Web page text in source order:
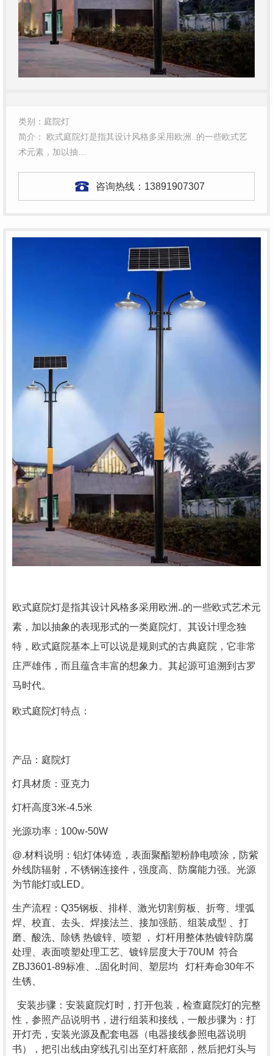
类别：庭院灯
简介： 欧式庭院灯是指其设计风格多采用欧洲..的一些欧式艺
术元素，加以抽…
咨询热线： 13891907307
欧式庭院灯是指其设计风格多采用欧洲..的一些欧式艺术元
素，加以抽象的表现形式的一类庭院灯。其设计理念独
特，欧式庭院基本上可以说是规则式的古典庭院，它非常
庄严雄伟，而且蕴含丰富的想象力。其起源可追溯到古罗
马时代。
欧式庭院灯特点：
产品：庭院灯
灯具材质：亚克力
灯杆高度3米-4.5米
光源功率：100w-50W
@.材料说明：铝灯体铸造，表面聚酯塑粉静电喷涂，防紫
外线防辐射，不锈钢连接件，强度高、防腐能力强。光源
为节能灯或LED。
生产流程：Q35钢板、排样、激光切割剪板、折弯、埋弧
焊、校直、去头、焊接法兰、接加强筋、组装成型 、打
磨、酸洗、除锈 热镀锌、喷塑 ， 灯杆用整体热镀锌防腐
处理、表面喷塑处理工艺、镀锌层度大于70UM 符合
ZBJ3601-89标准、..固化时间、塑层均 灯杆寿命30年不
生锈、
安装步骤：安装庭院灯时，打开包装，检查庭院灯的完整
性，参照产品说明书，进行组装和接线，一般步骤为：打
开灯壳，安装光源及配套电器（电器接线参照电器说明
书），把引出线由穿线孔引出至灯杆底部，然后把灯头与